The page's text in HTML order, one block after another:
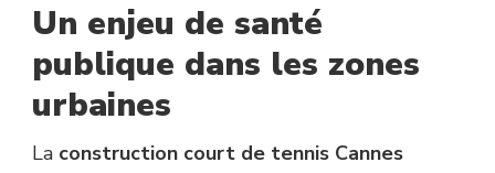
DE
T-
Un enjeu de santé
publique dans les zones
urbaines
La construction court de tennis Cannes